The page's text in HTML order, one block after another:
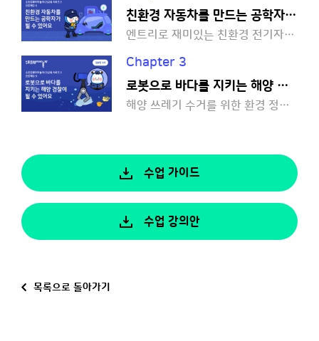
친환경 자동차를 만드는 공학자가 될 수 있어요
엔트리로 재미있는 친환경 전기자동차를 설계해 볼까요?
Chapter 3
로봇으로 바다를 지키는 해양 경찰이 될 수 있어요
해양 쓰레기 수거를 위한 환경 정화선을 동작시켜 볼까요?
수업 가이드
수업 강의안
목록으로 돌아가기